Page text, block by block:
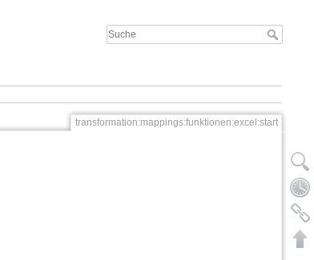
transformation:mappings:funktionen:excel:start